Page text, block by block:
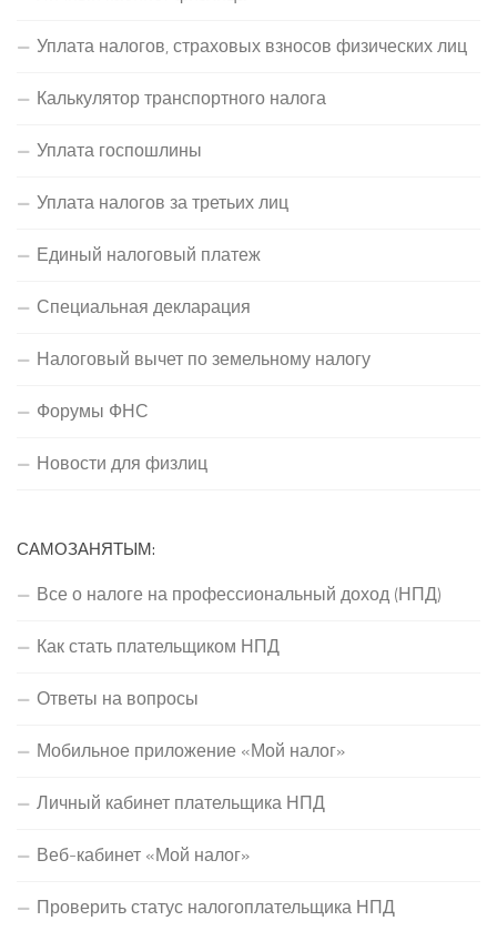
Уплата налогов, страховых взносов физических лиц
Калькулятор транспортного налога
Уплата госпошлины
Уплата налогов за третьих лиц
Единый налоговый платеж
Специальная декларация
Налоговый вычет по земельному налогу
Форумы ФНС
Новости для физлиц
САМОЗАНЯТЫМ:
Все о налоге на профессиональный доход (НПД)
Как стать плательщиком НПД
Ответы на вопросы
Мобильное приложение «Мой налог»
Личный кабинет плательщика НПД
Веб-кабинет «Мой налог»
Проверить статус налогоплательщика НПД